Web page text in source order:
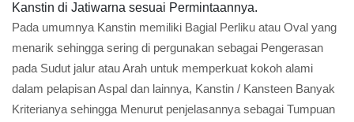
Kanstin di Jatiwarna sesuai Permintaannya.
Pada umumnya Kanstin memiliki Bagial Perliku atau Oval yang
menarik sehingga sering di pergunakan sebagai Pengerasan
pada Sudut jalur atau Arah untuk memperkuat kokoh alami
dalam pelapisan Aspal dan lainnya, Kanstin / Kansteen Banyak
Kriterianya sehingga Menurut penjelasannya sebagai Tumpuan